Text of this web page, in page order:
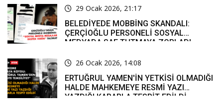
29 Ocak 2026, 21:17
BELEDİYEDE MOBBİNG SKANDALI:
ÇERÇİOĞLU PERSONELİ SOSYAL
MEDYADA SAF TUTMAYA ZORLADI
26 Ocak 2026, 14:08
ERTUĞRUL YAMEN'İN YETKİSİ OLMADIĞI
HALDE MAHKEMEYE RESMİ YAZI
YAZDIĞI KARARLA TESPİT EDİLDİ